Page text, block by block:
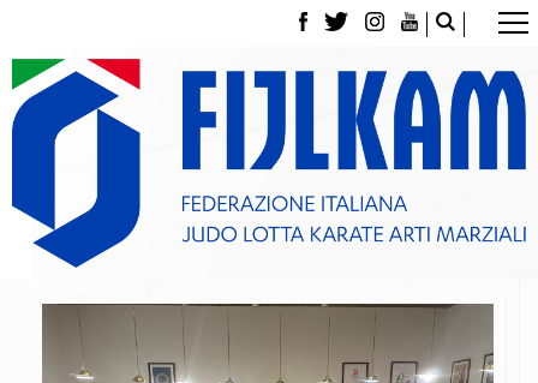
La Federazione
Tesseramento
Contatti
Norme e modulistica Affiliazioni e Tesseramenti
Classifica Società Sportive con più di 100 atleti
tesserati
Gare e Risultati
Archivio eventi